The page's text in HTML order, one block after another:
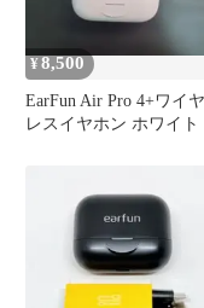
¥8,500
EarFun Air Pro 4+ワイヤ
レスイヤホン ホワイト